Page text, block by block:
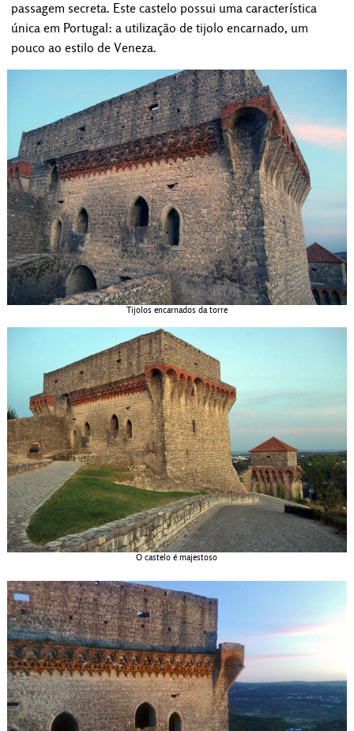
passagem secreta. Este castelo possui uma característica
única em Portugal: a utilização de tijolo encarnado, um
pouco ao estilo de Veneza.
Tijolos encarnados da torre
O castelo é majestoso